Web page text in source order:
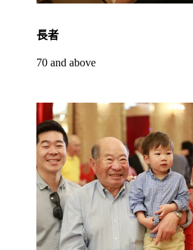
長者
70 and above